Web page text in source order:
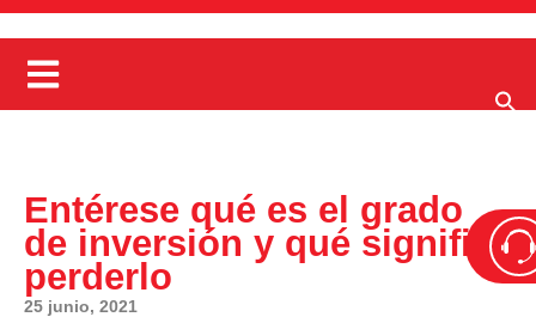
Entérese qué es el grado
de inversión y qué significa
perderlo
25 junio, 2021